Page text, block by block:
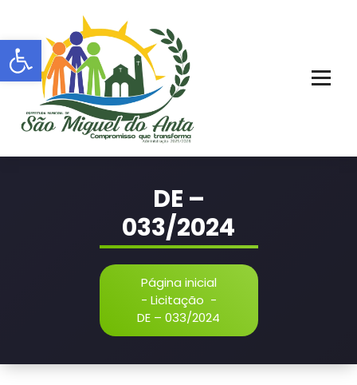
Barra de Ferramentas Aberta
o
conteúdo
DE –
033/2024
Página inicial
- Licitação -
DE – 033/2024